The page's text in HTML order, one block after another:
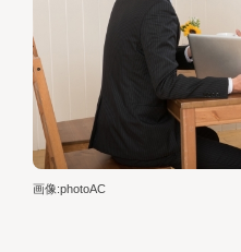
画像:photoAC